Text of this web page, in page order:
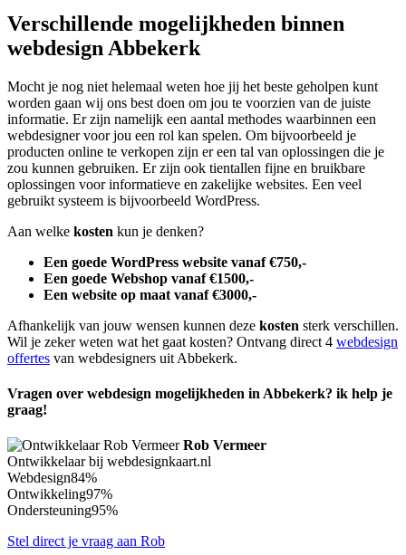
Verschillende mogelijkheden binnen
webdesign Abbekerk
Mocht je nog niet helemaal weten hoe jij het beste geholpen kunt
worden gaan wij ons best doen om jou te voorzien van de juiste
informatie. Er zijn namelijk een aantal methodes waarbinnen een
webdesigner voor jou een rol kan spelen. Om bijvoorbeeld je
producten online te verkopen zijn er een tal van oplossingen die je
zou kunnen gebruiken. Er zijn ook tientallen fijne en bruikbare
oplossingen voor informatieve en zakelijke websites. Een veel
gebruikt systeem is bijvoorbeeld WordPress.
Aan welke kosten kun je denken?
Een goede WordPress website vanaf €750,-
Een goede Webshop vanaf €1500,-
Een website op maat vanaf €3000,-
Afhankelijk van jouw wensen kunnen deze kosten sterk verschillen.
Wil je zeker weten wat het gaat kosten? Ontvang direct 4 webdesign
offertes van webdesigners uit Abbekerk.
Vragen over webdesign mogelijkheden in Abbekerk? ik help je
graag!
Rob Vermeer
Ontwikkelaar bij webdesignkaart.nl
Webdesign84%
Ontwikkeling97%
Ondersteuning95%
Stel direct je vraag aan Rob